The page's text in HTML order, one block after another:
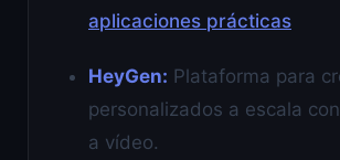
aplicaciones prácticas
HeyGen: Plataforma para
personalizados a escala
a vídeo.